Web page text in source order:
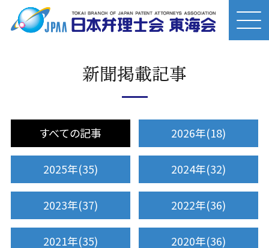
新聞掲載記事
すべての記事 2026年(18)
2025年(35) 2024年(32)
2023年(37) 2022年(36)
2021年(35) 2020年(36)